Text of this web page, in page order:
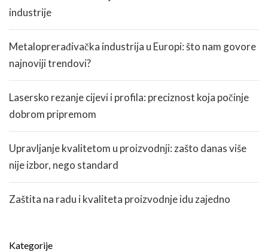
industrije
Metaloprerađivačka industrija u Europi: što nam govore
najnoviji trendovi?
Lasersko rezanje cijevi i profila: preciznost koja počinje
dobrom pripremom
Upravljanje kvalitetom u proizvodnji: zašto danas više
nije izbor, nego standard
Zaštita na radu i kvaliteta proizvodnje idu zajedno
Kategorije